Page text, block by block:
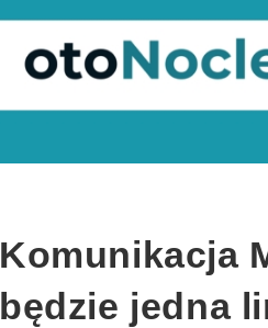
Komunikacja
będzie jedna